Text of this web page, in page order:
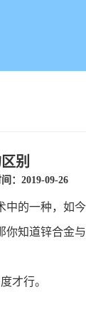
别
：2019-09-26
中的一种，如
知道锌合金
才行。